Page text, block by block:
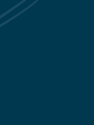
einem Zeichen für
von übermorgen.
die
Zahlreiche Gäste…